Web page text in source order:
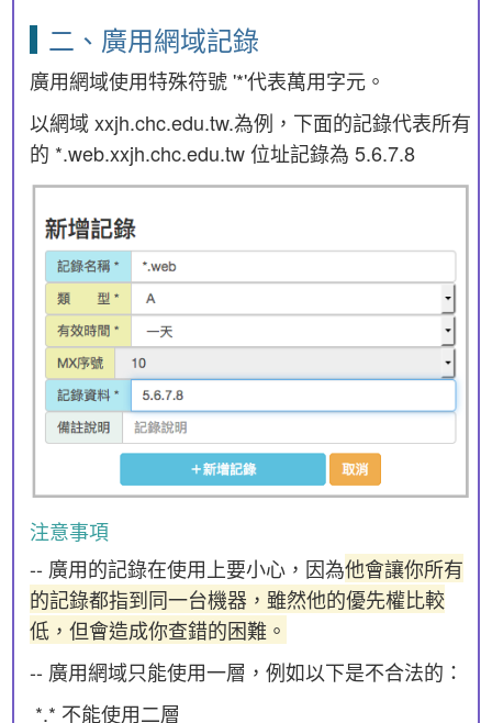
二、廣用網域記錄
廣用網域使用特殊符號 '*'代表萬用字元。
以網域 xxjh.chc.edu.tw.為例，下面的記錄代表所有
的 *.web.xxjh.chc.edu.tw 位址記錄為 5.6.7.8
注意事項
-- 廣用的記錄在使用上要小心，因為他會讓你所有
的記錄都指到同一台機器，雖然他的優先權比較
低，但會造成你查錯的困難。
-- 廣用網域只能使用一層，例如以下是不合法的：
*.* 不能使用二層